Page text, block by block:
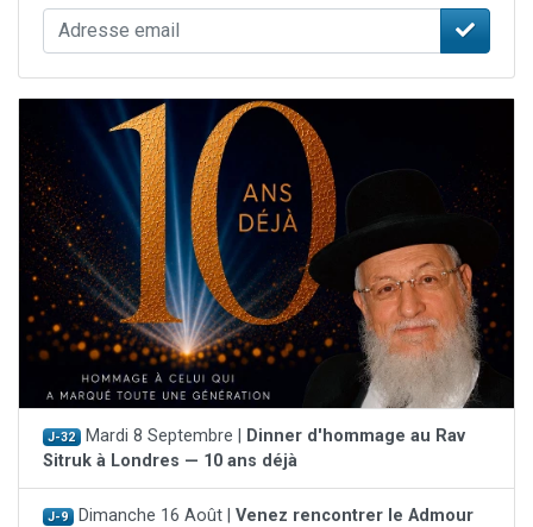
J-32 Mardi 8 Septembre |
Dinner d'hommage au Rav
Sitruk à Londres — 10 ans déjà
J-9 Dimanche 16 Août | Venez rencontrer le Admour